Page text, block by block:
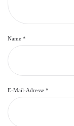
Name *
E-Mail-Adresse *